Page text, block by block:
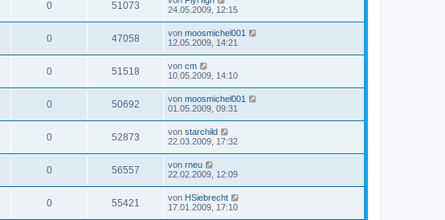
0 51073
24.05.2009, 12:15
0 47058 von moosmichel001
12.05.2009, 14:21
0 51518 von cm
10.05.2009, 14:10
0 50692 von moosmichel001
01.05.2009, 09:31
0 52873 von starchild
22.03.2009, 17:32
0 56557 von rneu
22.02.2009, 12:09
0 55421 von HSiebrecht
17.01.2009, 17:10